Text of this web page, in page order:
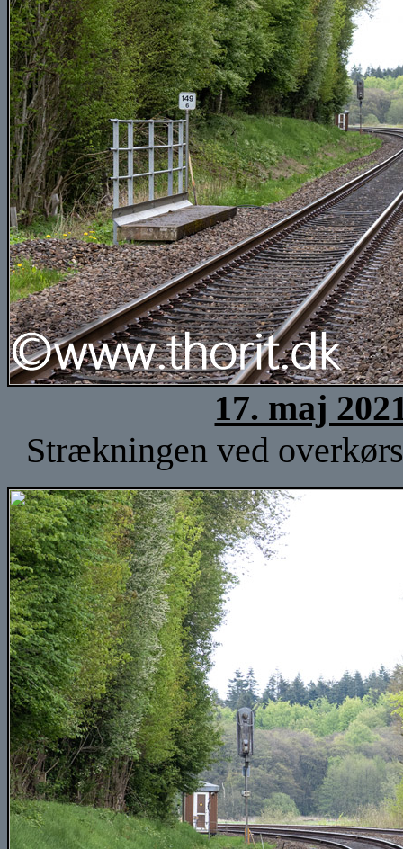
17. maj
Strækningen ved